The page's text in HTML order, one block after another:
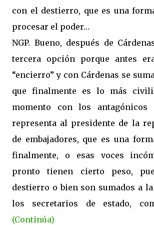
con el destierro, que es una
procesar el poder…
NGP. Bueno, después de
tercera opción porque antes
“encierro” y con Cárdenas se
que finalmente es lo más
momento con los antagónicos
representa al presidente de la
de embajadores, que es una
finalmente, o esas voces
pronto tienen cierto peso,
destierro o bien son sumados a
los secretarios de estado,
(Continúa)